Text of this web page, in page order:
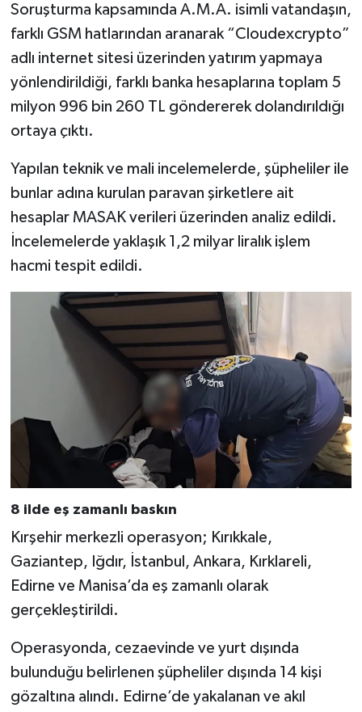
Soruşturma kapsamında A.M.A. isimli vatandaşın,
farklı GSM hatlarından aranarak “Cloudexcrypto”
adlı internet sitesi üzerinden yatırım yapmaya
yönlendirildiği, farklı banka hesaplarına toplam 5
milyon 996 bin 260 TL göndererek dolandırıldığı
ortaya çıktı.
Yapılan teknik ve mali incelemelerde, şüpheliler ile
bunlar adına kurulan paravan şirketlere ait
hesaplar MASAK verileri üzerinden analiz edildi.
İncelemelerde yaklaşık 1,2 milyar liralık işlem
hacmi tespit edildi.
8 ilde eş zamanlı baskın
Kırşehir merkezli operasyon; Kırıkkale,
Gaziantep, Iğdır, İstanbul, Ankara, Kırklareli,
Edirne ve Manisa’da eş zamanlı olarak
gerçekleştirildi.
Operasyonda, cezaevinde ve yurt dışında
bulunduğu belirlenen şüpheliler dışında 14 kişi
gözaltına alındı. Edirne’de yakalanan ve akıl